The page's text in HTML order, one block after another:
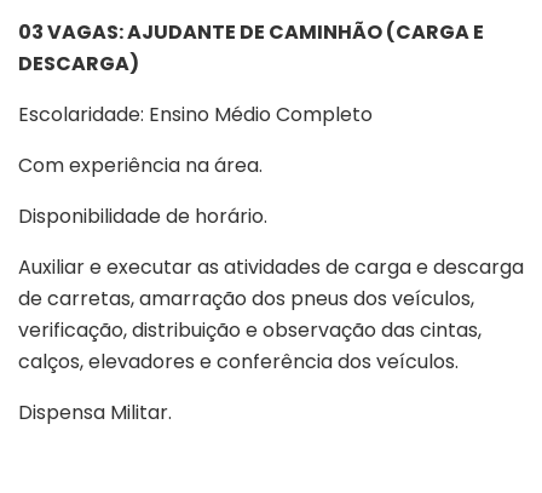
03 VAGAS: AJUDANTE DE CAMINHÃO (CARGA E
DESCARGA)
Escolaridade: Ensino Médio Completo
Com experiência na área.
Disponibilidade de horário.
Auxiliar e executar as atividades de carga e descarga
de carretas, amarração dos pneus dos veículos,
verificação, distribuição e observação das cintas,
calços, elevadores e conferência dos veículos.
Dispensa Militar.